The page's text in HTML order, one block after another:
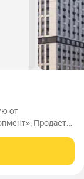
от
Продается
Жилой комплекс